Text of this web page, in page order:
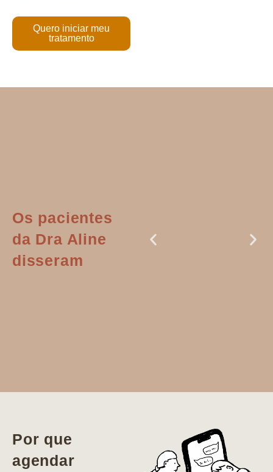
Quero iniciar meu
tratamento
Os pacientes
da Dra Aline
disseram
vida. Ela me
encontrou num
estado misto de
Por que
agendar